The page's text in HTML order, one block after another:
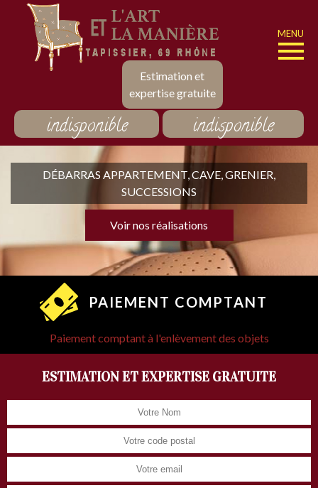
Estimation et
expertise gratuite
MENU
indisponible indisponible
DÉBARRAS APPARTEMENT, CAVE, GRENIER,
SUCCESSIONS
Voir nos réalisations
PAIEMENT COMPTANT
Paiement comptant à l'enlèvement des objets
ESTIMATION ET EXPERTISE GRATUITE